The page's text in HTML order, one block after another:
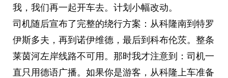
我，我们再一起开车去。计划小幅改动。
司机随后宣布了完整的绕行方案：从科隆南到特罗
伊斯多夫，再到诺伊维德，最后到科布伦茨。整条
莱茵河左岸线路不可用。那时我才注意到：司机一
直只用德语广播。如果你是游客，从科隆上车准备